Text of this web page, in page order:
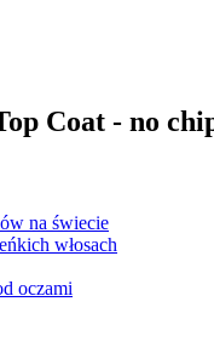
Coat - no
na świecie
włosach
oczami